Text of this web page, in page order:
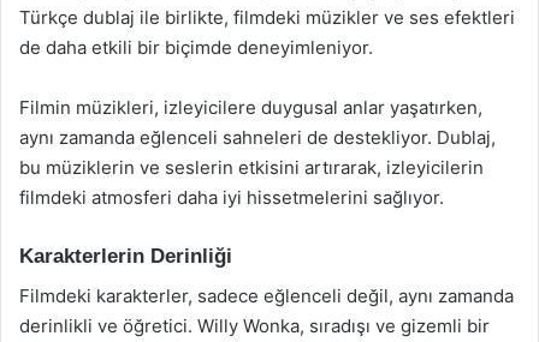
Türkçe dublaj ile birlikte, filmdeki müzikler ve ses efektleri
de daha etkili bir biçimde deneyimleniyor.
Filmin müzikleri, izleyicilere duygusal anlar yaşatırken,
aynı zamanda eğlenceli sahneleri de destekliyor. Dublaj,
bu müziklerin ve seslerin etkisini artırarak, izleyicilerin
filmdeki atmosferi daha iyi hissetmelerini sağlıyor.
Karakterlerin Derinliği
Filmdeki karakterler, sadece eğlenceli değil, aynı zamanda
derinlikli ve öğretici. Willy Wonka, sıradışı ve gizemli bir